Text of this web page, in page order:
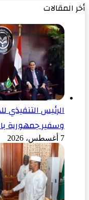
أخر المقالات
الرئيس التنفيذي
وسفير جمهورية
7 أغسطس، 2026